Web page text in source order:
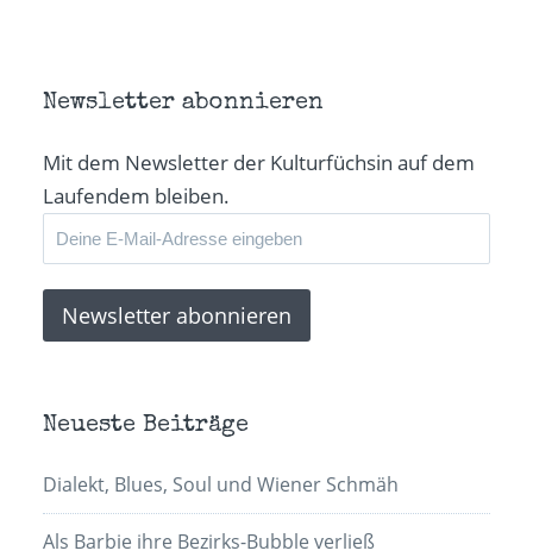
Newsletter abonnieren
Mit dem Newsletter der Kulturfüchsin auf dem
Laufendem bleiben.
Neueste Beiträge
Dialekt, Blues, Soul und Wiener Schmäh
Als Barbie ihre Bezirks-Bubble verließ